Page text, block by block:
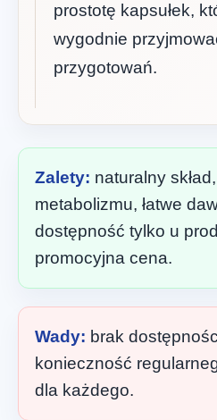
prostotę kapsułek,
wygodnie
przygotowań.
Zalety: naturalny
metabolizmu, łatwe
dostępność tylko u
promocyjna cena.
Wady: brak
konieczność
dla każdego.